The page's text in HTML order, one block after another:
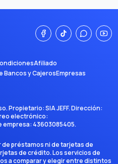
Afiliado
Bancos y CajerosEmpresas
. Propietario:SIA JEFF. Dirección:
electrónico:
empresa: 43603085405.
préstamos ni de tarjetas de
de crédito. Los servicios de
a comparar y elegir entre distintos